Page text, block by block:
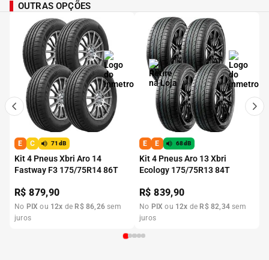
OUTRAS OPÇÕES
E C 71dB
Kit 4 Pneus Xbri Aro 14
Fastway F3 175/75R14 86T
R$879,90
No PIX ou 12x de R$ 86,26 sem
juros
E E 68dB
Kit 4 Pneus Aro 13 Xbri
Ecology 175/75R13 84T
R$839,90
No PIX ou 12x de R$ 82,34 sem
juros